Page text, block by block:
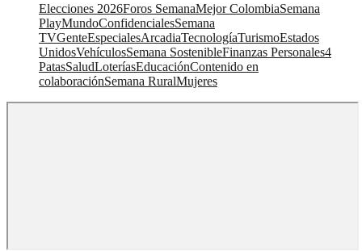
Elecciones 2026Foros SemanaMejor ColombiaSemana
PlayMundoConfidencialesSemana
TVGenteEspecialesArcadiaTecnologíaTurismoEstados
UnidosVehículosSemana SostenibleFinanzas Personales4
PatasSaludLoteríasEducaciónContenido en
colaboraciónSemana RuralMujeres